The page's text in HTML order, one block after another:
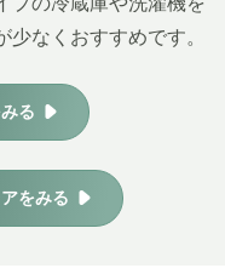
なくおすすめです。
る
をみる